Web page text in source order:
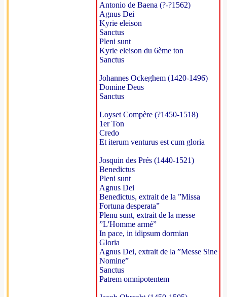
Antonio de Baena (?-?1562)
Agnus Dei
Kyrie eleison
Sanctus
Pleni sunt
Kyrie eleison du 6ème ton
Sanctus
Johannes Ockeghem (1420-1496)
Domine Deus
Sanctus
Loyset Compère (?1450-1518)
1er Ton
Credo
Et iterum venturus est cum gloria
Josquin des Prés (1440-1521)
Benedictus
Pleni sunt
Agnus Dei
Benedictus, extrait de la ”Missa
Fortuna desperata”
Plenu sunt, extrait de la messe
”L'Homme armé”
In pace, in idipsum dormian
Gloria
Agnus Dei, extrait de la ”Messe Sine
Nomine”
Sanctus
Patrem omnipotentem